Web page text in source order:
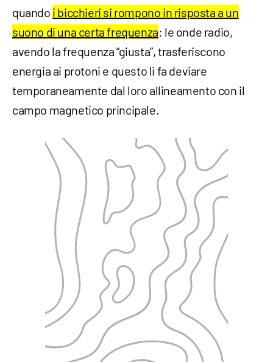
quando i bicchieri si rompono in risposta a un
suono di una certa frequenza: le onde radio,
avendo la frequenza “giusta”, trasferiscono
energia ai protoni e questo li fa deviare
temporaneamente dal loro allineamento con il
campo magnetico principale.